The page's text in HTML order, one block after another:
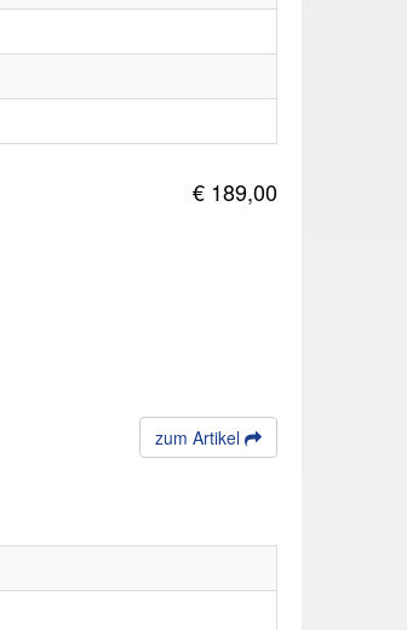
€ 189,00
zum Artikel